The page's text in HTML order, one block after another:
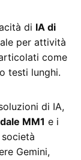
di IA di
per attività
come
testi lunghi.
di IA,
MM1 e i
Gemini,